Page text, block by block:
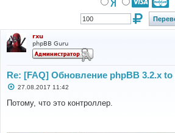
rxu
phpBB Guru
Re: [FAQ] Обновление phpBB 3.2.x to
С
о
27.08.2017 11:42
Потому, что это контроллер.